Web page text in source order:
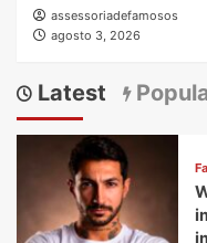
assessoriadefamosos
agosto 3, 2026
Latest